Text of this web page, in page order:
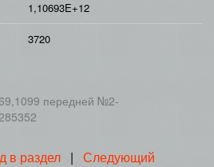
1,10693E+12
3720
передней №2-
в раздел | Следующий